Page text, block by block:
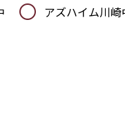
アズハイム川崎